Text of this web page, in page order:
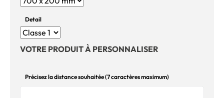
Detail
VOTRE PRODUIT À PERSONNALISER
Précisez la distance souhaitée (7 caractères maximum)